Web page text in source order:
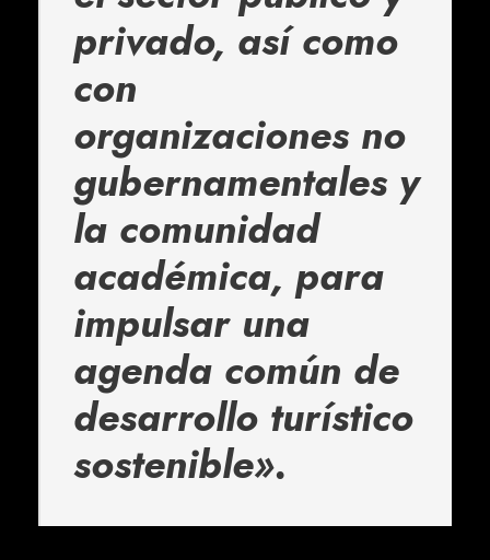
privado, así como
con
organizaciones no
gubernamentales y
la comunidad
académica, para
impulsar una
agenda común de
desarrollo turístico
sostenible».